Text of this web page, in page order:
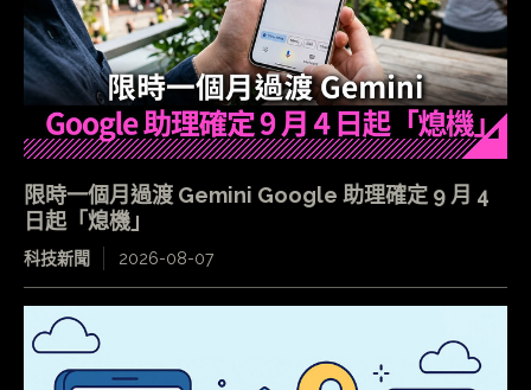
限時一個月過渡 Gemini Google 助理確定 9 月 4
日起「熄機」
科技新聞 2026-08-07